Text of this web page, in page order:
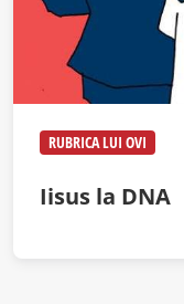
RUBRICA LUI OVI
Iisus la DNA